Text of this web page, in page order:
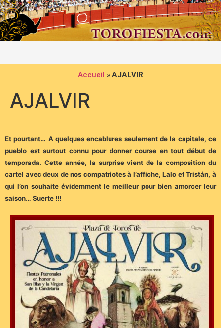
Accueil » AJALVIR
AJALVIR
Et pourtant… A quelques encablures seulement de la capitale, ce
pueblo est surtout connu pour donner course en tout début de
temporada. Cette année, la surprise vient de la composition du
cartel avec deux de nos compatriotes à l’affiche, Lalo et Tristán, à
qui l’on souhaite évidemment le meilleur pour bien amorcer leur
saison… Suerte !!!